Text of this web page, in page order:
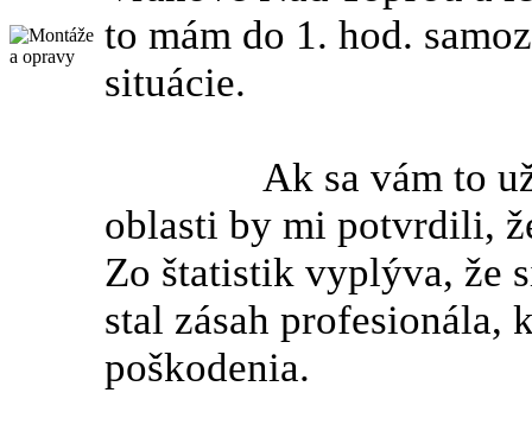
to mám do 1. hod.
situácie.
Ak sa vám to už
oblasti by mi potvrdili,
Zo štatistik vyplýva, že
stal zásah profesionála,
poškodenia.